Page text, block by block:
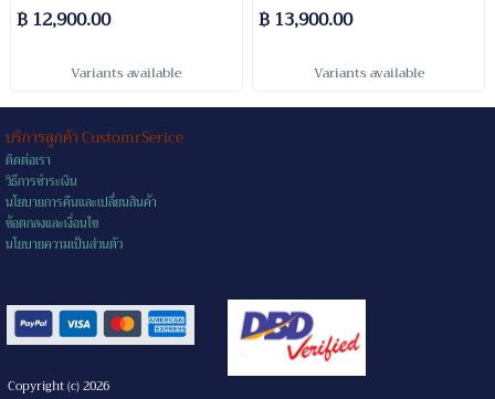
฿ 12,900.00
Variants available
฿ 13,900.00
Variants available
บริการลูกค้า CustomrSerice
ติดต่อเรา
วิธีการชำระเงิน
นโยบายการคืนและเปลี่ยนสินค้า
ข้อตกลงและเงื่อนไข
นโยบายความเป็นส่วนตัว
Copyright (c) 2026